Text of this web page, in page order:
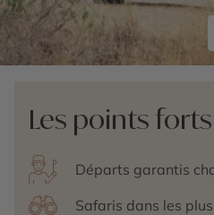
Les points
Départs garantis
Safaris dans les